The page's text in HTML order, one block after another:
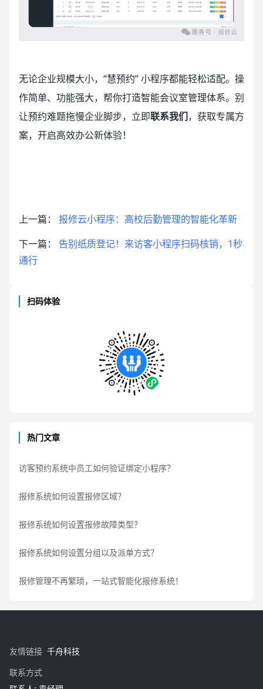
无论企业规模大小，“慧预约” 小程序都能轻松适配。操
作简单、功能强大，帮你打造智能会议室管理体系。别
让预约难题拖慢企业脚步，立即联系我们，获取专属方
案，开启高效办公新体验！
上一篇： 报修云小程序：高校后勤管理的智能化革新
下一篇： 告别纸质登记！来访客小程序扫码核销，1秒
通行
扫码体验
热门文章
访客预约系统中员工如何验证绑定小程序？
报修系统如何设置报修区域？
报修系统如何设置报修故障类型？
报修系统如何设置分组以及派单方式？
报修管理不再繁琐，一站式智能化报修系统！
友情链接 千舟科技
联系方式